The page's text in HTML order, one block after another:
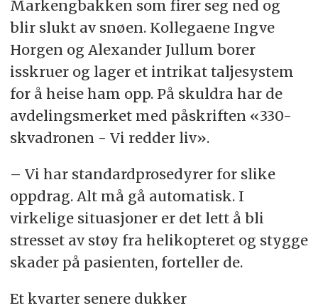
Markengbakken som firer seg ned og
blir slukt av snøen. Kollegaene Ingve
Horgen og Alexander Jullum borer
isskruer og lager et intrikat taljesystem
for å heise ham opp. På skuldra har de
avdelingsmerket med påskriften «330-
skvadronen - Vi redder liv».
– Vi har standardprosedyrer for slike
oppdrag. Alt må gå automatisk. I
virkelige situasjoner er det lett å bli
stresset av støy fra helikopteret og stygge
skader på pasienten, forteller de.
Et kvarter senere dukker